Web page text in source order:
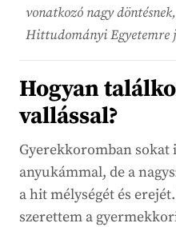
vonatkozó nagy
Hittudományi Egyetemre
Hogyan
vallással?
Gyerekkoromban sokat
anyukámmal, de a
a hit mélységét és
szerettem a